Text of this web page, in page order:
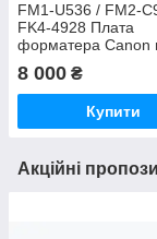
FM1-U536 / FM2-
FK4-4928 Плата
форматера Canon
421dw
8 000 ₴
Купити
Акційні